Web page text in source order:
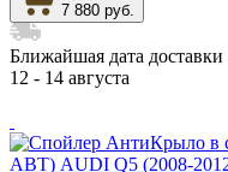
7 880 руб.
Ближайшая дата доставки
12 - 14 августа